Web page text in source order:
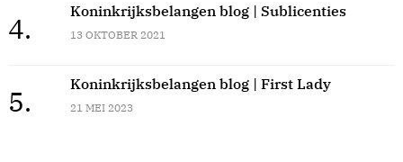
4.
Koninkrijksbelangen blog | Sublicenties
13 OKTOBER 2021
5.
Koninkrijksbelangen blog | First Lady
21 MEI 2023